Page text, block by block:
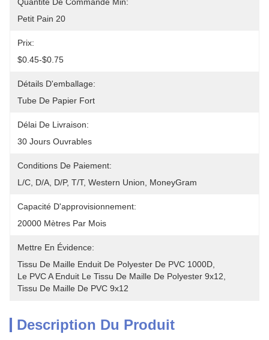
Petit Pain 20
Prix:
$0.45-$0.75
Détails D'emballage:
Tube De Papier Fort
Délai De Livraison:
30 Jours Ouvrables
Conditions De Paiement:
L/C, D/A, D/P, T/T, Western Union, MoneyGram
Capacité D'approvisionnement:
20000 Mètres Par Mois
Mettre En Évidence:
Tissu De Maille Enduit De Polyester De PVC 1000D
Le PVC A Enduit Le Tissu De Maille De Polyester 9x12
Tissu De Maille De PVC 9x12
Description Du Produit